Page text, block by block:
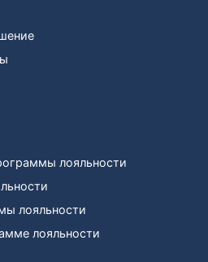
лояльности
лояльности
лояльности